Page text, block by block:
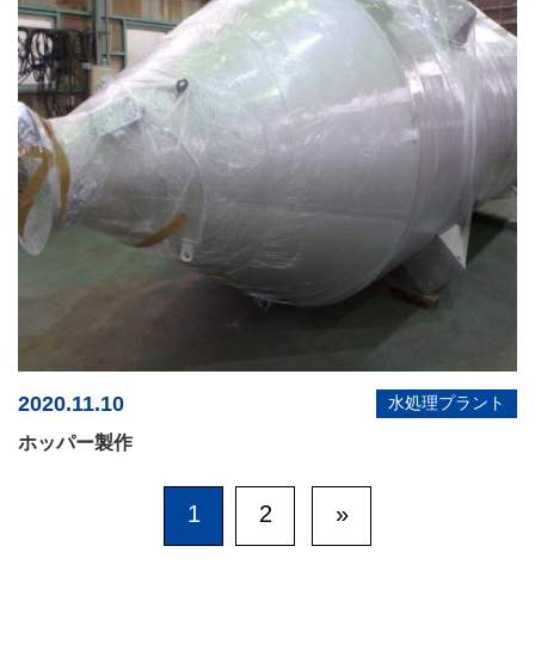
2020.11.10 水処理プラント
ホッパー製作
1 2 »